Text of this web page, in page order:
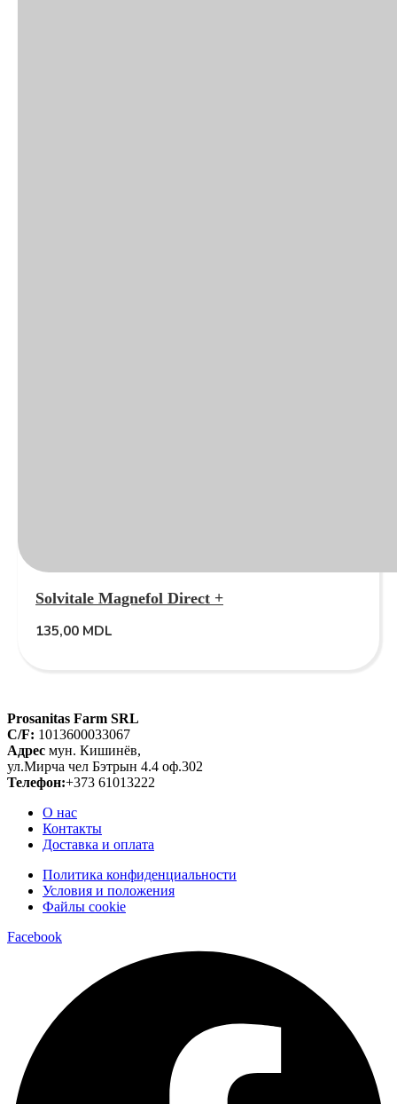
Solvitale Magnefol Direct +
135,00 MDL
Prosanitas Farm SRL
C/F: 1013600033067
Адрес мун. Кишинёв,
ул.Мирча чел Бэтрын 4.4 оф.302
Телефон:+373 61013222
О нас
Контакты
Доставка и оплата
Политика конфиденциальности
Условия и положения
Файлы cookie
Facebook